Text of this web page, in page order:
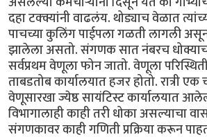
दहा टक्क्यांनी वाढलंय. थोड्याच वेळात
पाचच्या कुलिंग पाईपला गळती लागली असून
झालेला असतो. संगणक सात नंबरच
सर्वप्रथम वेणूला फोन जातो. वेणूला
ताबडतोब कार्यालयात हजर होतो. रात्री एक
वेणूसारखा ज्येष्ठ सायंटिस्ट कार्यालयात
विभागालाही काही तरी धोका असल्याचा
संगणकावर काही गणिती प्रक्रिया करून